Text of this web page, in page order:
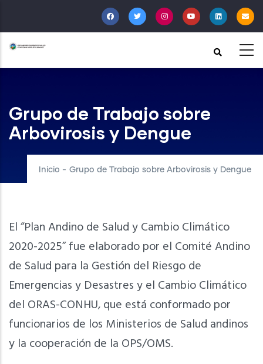
al
contenido
principal
Grupo de Trabajo sobre
Arbovirosis y Dengue
Inicio - Grupo de Trabajo sobre Arbovirosis y Dengue
El “Plan Andino de Salud y Cambio Climático
2020-2025” fue elaborado por el Comité Andino
de Salud para la Gestión del Riesgo de
Emergencias y Desastres y el Cambio Climático
del ORAS-CONHU, que está conformado por
funcionarios de los Ministerios de Salud andinos
y la cooperación de la OPS/OMS.